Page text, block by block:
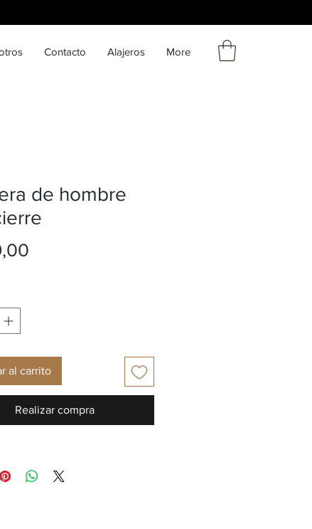
Contacto Alajeros More
de hombre
al carrito
Realizar compra